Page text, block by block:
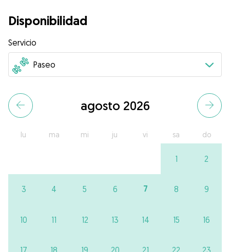
Disponibilidad
Servicio
agosto 2026
lu ma mi ju vi sa do
1 2
3 4 5 6 7 8 9
10 11 12 13 14 15 16